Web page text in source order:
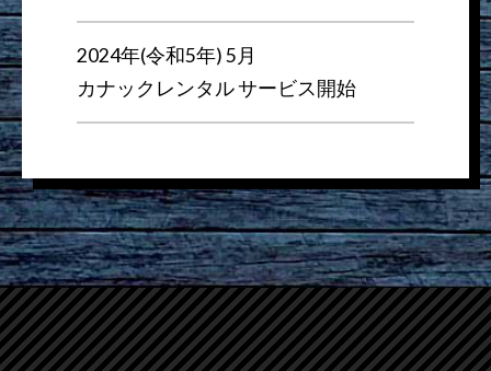
2024年(令和5年) 5月
カナックレンタル サービス開始